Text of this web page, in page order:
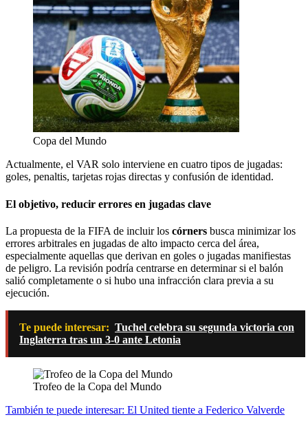
Copa del Mundo
Actualmente, el VAR solo interviene en cuatro tipos de jugadas:
goles, penaltis, tarjetas rojas directas y confusión de identidad.
El objetivo, reducir errores en jugadas clave
La propuesta de la FIFA de incluir los córners busca minimizar los
errores arbitrales en jugadas de alto impacto cerca del área,
especialmente aquellas que derivan en goles o jugadas manifiestas
de peligro. La revisión podría centrarse en determinar si el balón
salió completamente o si hubo una infracción clara previa a su
ejecución.
Te puede interesar: Tuchel celebra su segunda victoria con
Inglaterra tras un 3-0 ante Letonia
Trofeo de la Copa del Mundo
También te puede interesar: El United tiente a Federico Valverde